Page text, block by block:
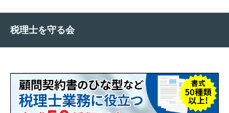
税理士を守る会